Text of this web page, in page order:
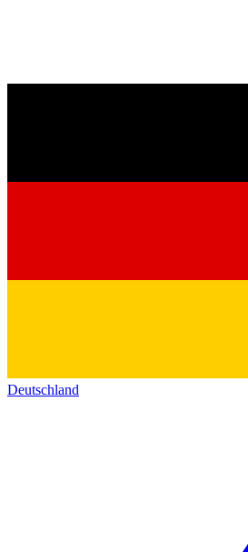
Deutschland